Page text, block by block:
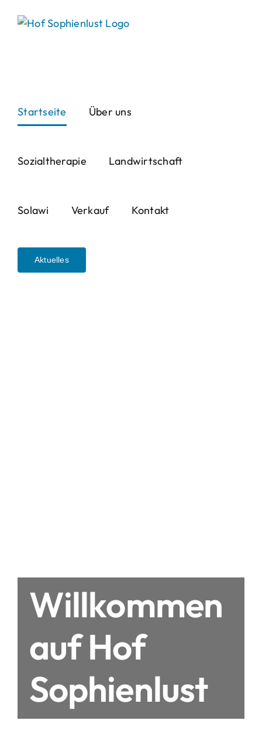
Startseite Über uns
Sozialtherapie Landwirtschaft
Solawi Verkauf Kontakt
Aktuelles
Willkommen
auf Hof
Sophienlust